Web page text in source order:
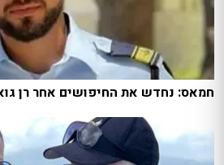
חמאס: נחדש את החיפושים אחר רן